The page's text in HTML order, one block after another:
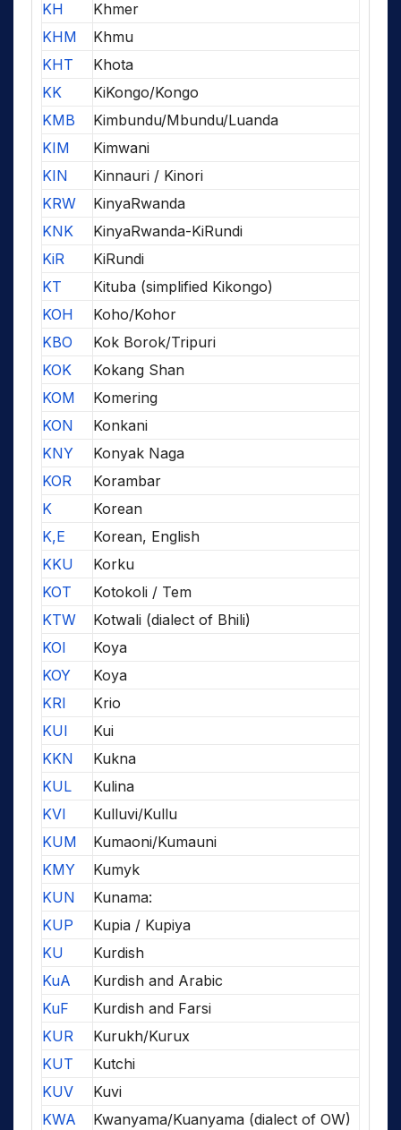
KH
Khmer
KHM
Khmu
KHT
Khota
KK
KiKongo/Kongo
KMB
Kimbundu/Mbundu/Luanda
KIM
Kimwani
KIN
Kinnauri / Kinori
KRW
KinyaRwanda
KNK
KinyaRwanda-KiRundi
KiR
KiRundi
KT
Kituba (simplified Kikongo)
KOH
Koho/Kohor
KBO
Kok Borok/Tripuri
KOK
Kokang Shan
KOM
Komering
KON
Konkani
KNY
Konyak Naga
KOR
Korambar
K
Korean
K,E
Korean, English
KKU
Korku
KOT
Kotokoli / Tem
KTW
Kotwali (dialect of Bhili)
KOI
Koya
KOY
Koya
KRI
Krio
KUI
Kui
KKN
Kukna
KUL
Kulina
KVI
Kulluvi/Kullu
KUM
Kumaoni/Kumauni
KMY
Kumyk
KUN
Kunama:
KUP
Kupia / Kupiya
KU
Kurdish
KuA
Kurdish and Arabic
KuF
Kurdish and Farsi
KUR
Kurukh/Kurux
KUT
Kutchi
KUV
Kuvi
KWA
Kwanyama/Kuanyama (dialect of OW)